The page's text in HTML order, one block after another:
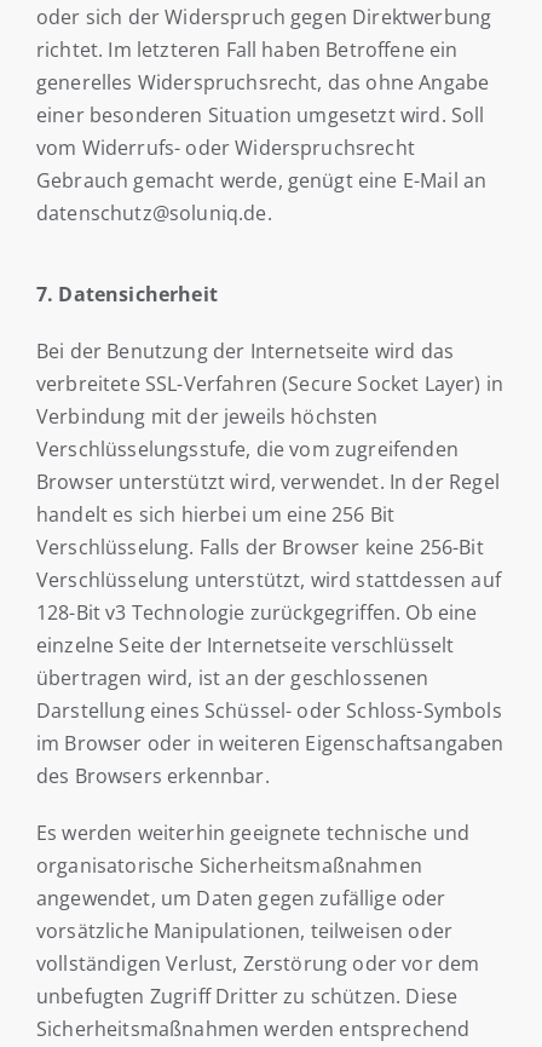
oder sich der Widerspruch gegen Direktwerbung
richtet. Im letzteren Fall haben Betroffene ein
generelles Widerspruchsrecht, das ohne Angabe
einer besonderen Situation umgesetzt wird. Soll
vom Widerrufs- oder Widerspruchsrecht
Gebrauch gemacht werde, genügt eine E-Mail an
datenschutz@soluniq.de.
7. Datensicherheit
Bei der Benutzung der Internetseite wird das
verbreitete SSL-Verfahren (Secure Socket Layer) in
Verbindung mit der jeweils höchsten
Verschlüsselungsstufe, die vom zugreifenden
Browser unterstützt wird, verwendet. In der Regel
handelt es sich hierbei um eine 256 Bit
Verschlüsselung. Falls der Browser keine 256-Bit
Verschlüsselung unterstützt, wird stattdessen auf
128-Bit v3 Technologie zurückgegriffen. Ob eine
einzelne Seite der Internetseite verschlüsselt
übertragen wird, ist an der geschlossenen
Darstellung eines Schüssel- oder Schloss-Symbols
im Browser oder in weiteren Eigenschaftsangaben
des Browsers erkennbar.
Es werden weiterhin geeignete technische und
organisatorische Sicherheitsmaßnahmen
angewendet, um Daten gegen zufällige oder
vorsätzliche Manipulationen, teilweisen oder
vollständigen Verlust, Zerstörung oder vor dem
unbefugten Zugriff Dritter zu schützen. Diese
Sicherheitsmaßnahmen werden entsprechend